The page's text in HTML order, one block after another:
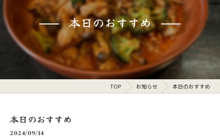
本日のおすすめ
TOP お知らせ 本日のおすすめ
本日のおすすめ
2024/09/14